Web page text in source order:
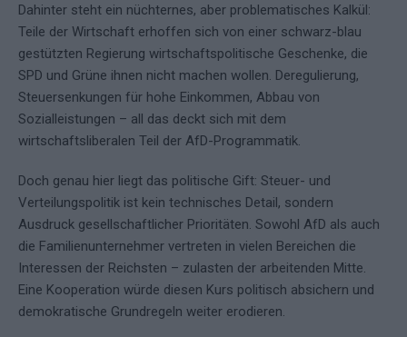
Dahinter steht ein nüchternes, aber problematisches Kalkül:
Teile der Wirtschaft erhoffen sich von einer schwarz-blau
gestützten Regierung wirtschaftspolitische Geschenke, die
SPD und Grüne ihnen nicht machen wollen. Deregulierung,
Steuersenkungen für hohe Einkommen, Abbau von
Sozialleistungen – all das deckt sich mit dem
wirtschaftsliberalen Teil der AfD-Programmatik.
Doch genau hier liegt das politische Gift: Steuer- und
Verteilungspolitik ist kein technisches Detail, sondern
Ausdruck gesellschaftlicher Prioritäten. Sowohl AfD als auch
die Familienunternehmer vertreten in vielen Bereichen die
Interessen der Reichsten – zulasten der arbeitenden Mitte.
Eine Kooperation würde diesen Kurs politisch absichern und
demokratische Grundregeln weiter erodieren.